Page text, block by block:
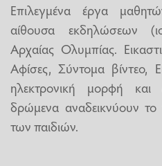
Επιλεγμένα έργα
αίθουσα εκδηλώσεων
Αρχαίας Ολυμπίας.
Αφίσες, Σύντομα βίντεο,
ηλεκτρονική μορφή
δρώμενα αναδεικνύουν το
των παιδιών.